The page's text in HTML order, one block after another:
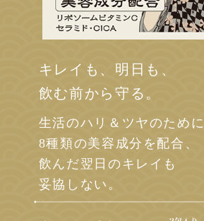
キレイも、明日も、
飲む前から守る。
生活のハリ＆ツヤのために
8種類の美容成分を配合、
飲んだ翌日のキレイも
妥協しない。